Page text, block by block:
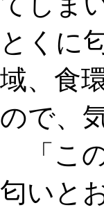
とくに
域、食
ので、
「こ
匂いと